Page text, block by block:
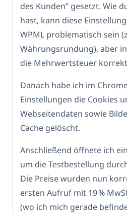
des Kunden” gesetzt. Wie
hast, kann diese
WPML problematisch sein
Währungsrundung), aber
die Mehrwertsteuer
Danach habe ich im
Einstellungen die Cookies
Webseitendaten sowie
Cache gelöscht.
Anschließend öffnete ich
um die Testbestellung
Die Preise wurden nun
ersten Aufruf mit 19 %
(wo ich mich gerade